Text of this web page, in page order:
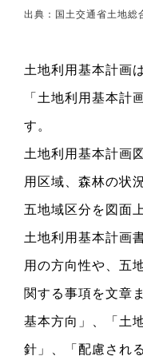
出典：国土交通省土地総
土地利用基本計画
「土地利用基本計
す。
土地利用基本計画
用区域、森林の状
五地域区分を図面
土地利用基本計画
用の方向性や、五
関する事項を文章
基本方向」、「土
針」、「配慮され